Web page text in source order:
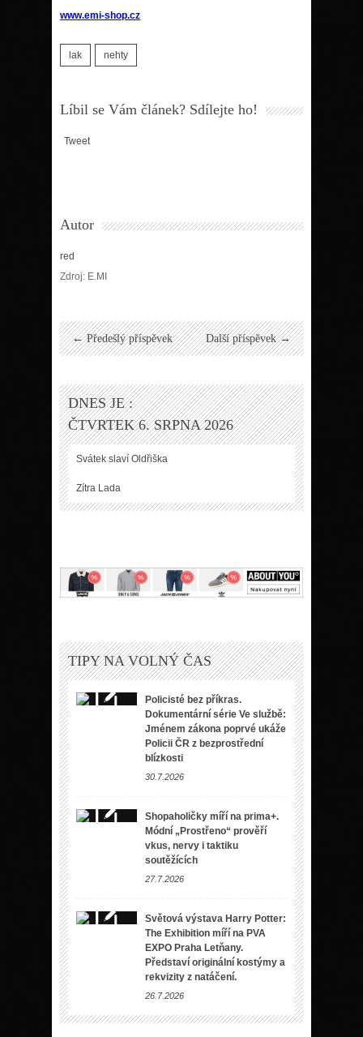
www.emi-shop.cz
lak nehty
Líbil se Vám článek? Sdílejte ho!
Tweet
Autor
red
Zdroj: E.MI
← Předešlý příspěvek Další příspěvek →
DNES JE :
ČTVRTEK 6. SRPNA 2026
Svátek slaví Oldřiška
Zítra Lada
TIPY NA VOLNÝ ČAS
Policisté bez příkras.
Dokumentární série Ve službě:
Jménem zákona poprvé ukáže
Policii ČR z bezprostřední
blízkosti
30.7.2026
Shopaholičky míří na prima+.
Módní „Prostřeno“ prověří
vkus, nervy i taktiku
soutěžících
27.7.2026
Světová výstava Harry Potter:
The Exhibition míří na PVA
EXPO Praha Letňany.
Představí originální kostýmy a
rekvizity z natáčení.
26.7.2026